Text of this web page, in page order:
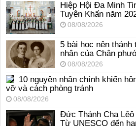
Hiệp Hội Đa Minh
Tuyên Khấn năm
08/08/2026
5 bài học nên
nhân của Chân
08/08/2026
10 nguyên nhân chính khiến
vỡ và cách phòng tránh
08/08/2026
Đức Thánh Cha
Từ UNESCO đến